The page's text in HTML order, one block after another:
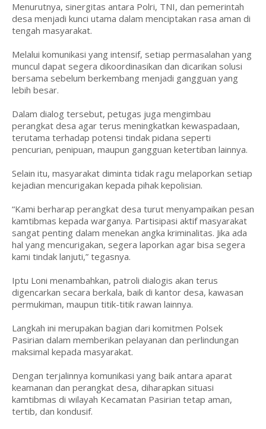
Menurutnya, sinergitas antara Polri, TNI, dan pemerintah
desa menjadi kunci utama dalam menciptakan rasa aman di
tengah masyarakat.
Melalui komunikasi yang intensif, setiap permasalahan yang
muncul dapat segera dikoordinasikan dan dicarikan solusi
bersama sebelum berkembang menjadi gangguan yang
lebih besar.
Dalam dialog tersebut, petugas juga mengimbau
perangkat desa agar terus meningkatkan kewaspadaan,
terutama terhadap potensi tindak pidana seperti
pencurian, penipuan, maupun gangguan ketertiban lainnya.
Selain itu, masyarakat diminta tidak ragu melaporkan setiap
kejadian mencurigakan kepada pihak kepolisian.
“Kami berharap perangkat desa turut menyampaikan pesan
kamtibmas kepada warganya. Partisipasi aktif masyarakat
sangat penting dalam menekan angka kriminalitas. Jika ada
hal yang mencurigakan, segera laporkan agar bisa segera
kami tindak lanjuti,” tegasnya.
Iptu Loni menambahkan, patroli dialogis akan terus
digencarkan secara berkala, baik di kantor desa, kawasan
permukiman, maupun titik-titik rawan lainnya.
Langkah ini merupakan bagian dari komitmen Polsek
Pasirian dalam memberikan pelayanan dan perlindungan
maksimal kepada masyarakat.
Dengan terjalinnya komunikasi yang baik antara aparat
keamanan dan perangkat desa, diharapkan situasi
kamtibmas di wilayah Kecamatan Pasirian tetap aman,
tertib, dan kondusif.